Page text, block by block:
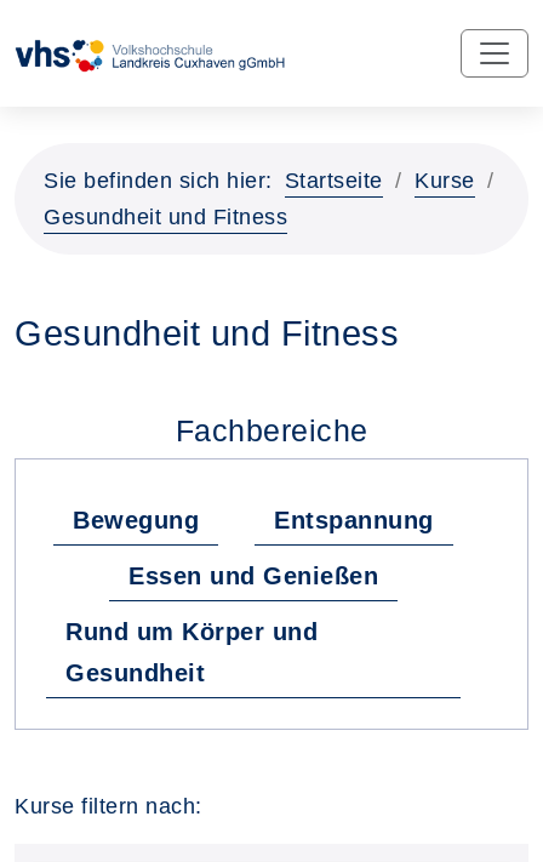
Sie befinden sich hier: Startseite
Kurse
Gesundheit und Fitness
Gesundheit und Fitness
Fachbereiche
Bewegung Entspannung
Essen und Genießen
Rund um Körper und
Gesundheit
Kurse filtern nach: